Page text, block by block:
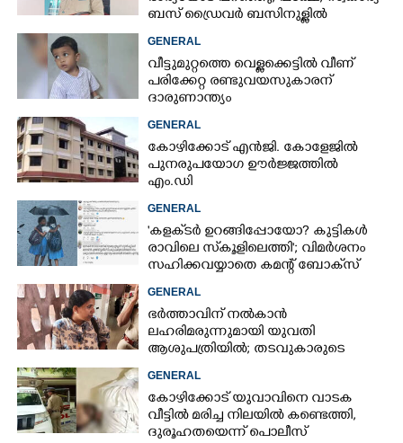
ബസ് ഡ്രൈവ‌ർ ബസിനുള്ളിൽ
GENERAL
വീട്ടുമുറ്റത്തെ വെള്ളക്കെട്ടിൽ വീണ്
പരിക്കേറ്റ രണ്ടുവയസുകാരന്
ദാരുണാന്ത്യം
GENERAL
കോഴിക്കോട് എൻജി. കോളേജിൽ
പുനരുപയോഗ ഊർജ്ജത്തിൽ
എം.ഡി
GENERAL
'കളക്‌ടർ ഉറങ്ങിപ്പോയോ? കുട്ടികൾ
രാവിലെ സ്‌കൂളിലെത്തി'; വിമർശനം
സഹിക്കവയ്യാതെ കമന്റ് ബോക്‌സ്
GENERAL
ഭർത്താവിന് നൽകാൻ
ലഹരിമരുന്നുമായി യുവതി
ആശുപത്രിയിൽ; തടവുകാരുടെ
GENERAL
കോഴിക്കോട് യുവാവിനെ വാടക
വീട്ടിൽ മരിച്ച നിലയിൽ കണ്ടെത്തി,
ദുരൂഹതയെന്ന് പൊലീസ്